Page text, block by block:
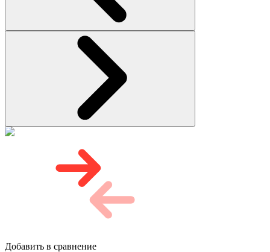
Добавить в сравнение